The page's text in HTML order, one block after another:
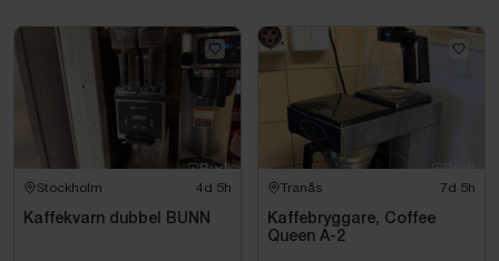
Stockholm 4d 5h
Kaffekvarn dubbel BUNN
Tranås 7d 5h
Kaffebryggare, Coffee
Queen A-2